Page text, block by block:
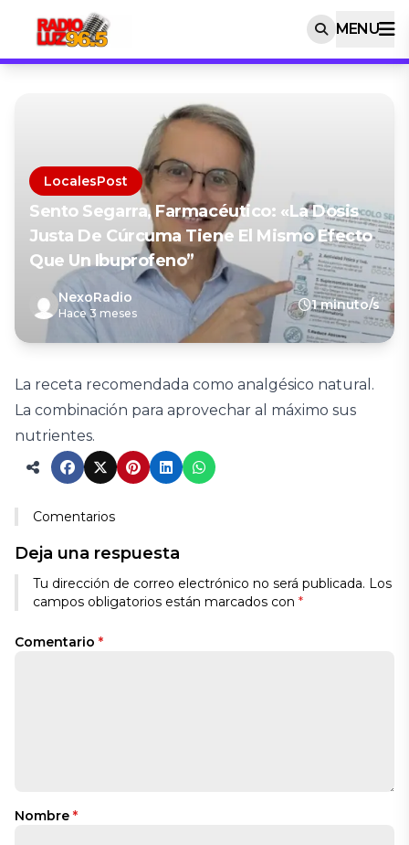
MENU
LocalesPost
Sento Segarra, Farmacéutico: «La Dosis
Justa De Cúrcuma Tiene El Mismo Efecto
Que Un Ibuprofeno”
NexoRadio
Hace 3 meses
1 minuto/s
La receta recomendada como analgésico natural.
La combinación para aprovechar al máximo sus
nutrientes.
Comentarios
Deja una respuesta
Tu dirección de correo electrónico no será publicada. Los
campos obligatorios están marcados con *
Comentario *
Nombre *